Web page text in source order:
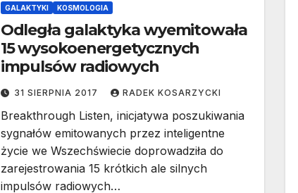
GALAKTYKI KOSMOLOGIA
Odległa galaktyka wyemitowała
15 wysokoenergetycznych
impulsów radiowych
31 SIERPNIA 2017 RADEK KOSARZYCKI
Breakthrough Listen, inicjatywa poszukiwania
sygnałów emitowanych przez inteligentne
życie we Wszechświecie doprowadziła do
zarejestrowania 15 krótkich ale silnych
impulsów radiowych…